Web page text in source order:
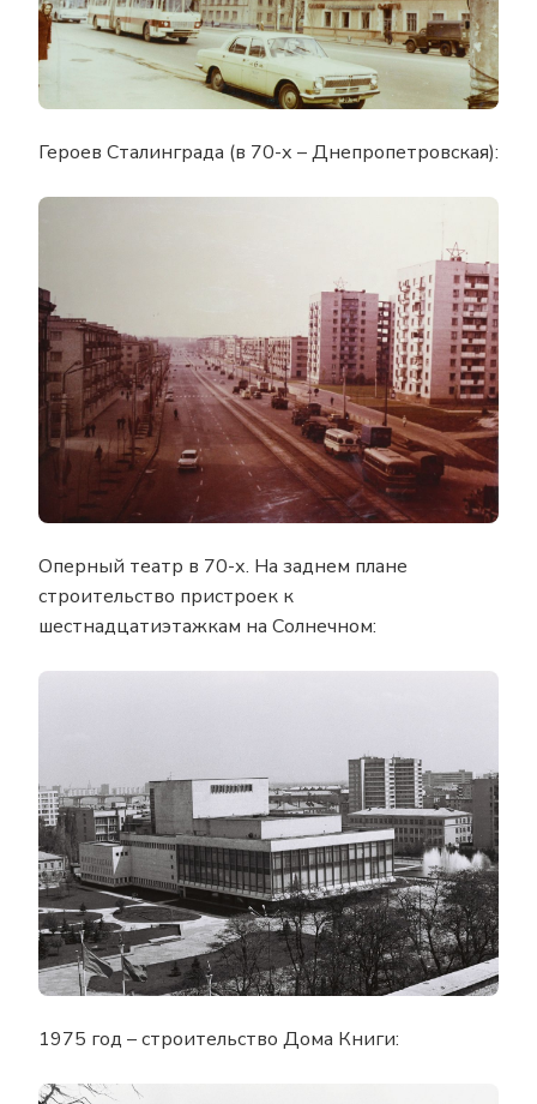
Героев Сталинграда (в 70-х – Днепропетровская):
Оперный театр в 70-х. На заднем плане
строительство пристроек к
шестнадцатиэтажкам на Солнечном:
1975 год – строительство Дома Книги: